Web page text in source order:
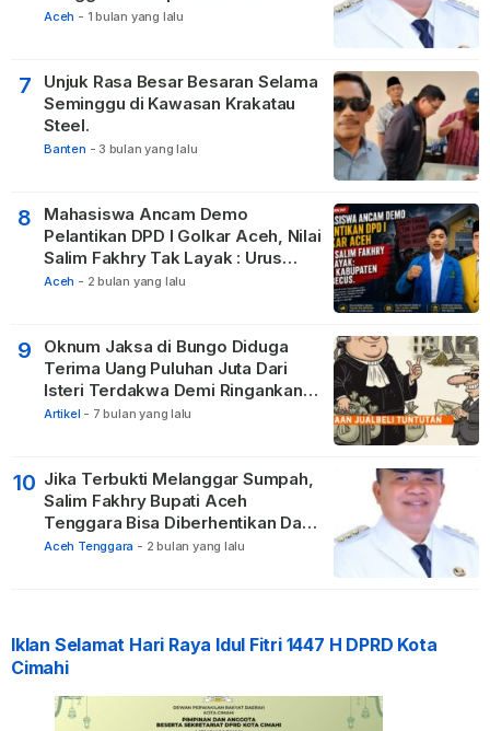
Membangun Pasilitas Rumah
Aceh - 1 bulan yang lalu
7
Unjuk Rasa Besar Besaran Selama
Seminggu di Kawasan Krakatau
Steel.
Banten - 3 bulan yang lalu
8
Mahasiswa Ancam Demo
Pelantikan DPD I Golkar Aceh, Nilai
Salim Fakhry Tak Layak : Urus
Kabupaten Tak Becus.
Aceh - 2 bulan yang lalu
9
Oknum Jaksa di Bungo Diduga
Terima Uang Puluhan Juta Dari
Isteri Terdakwa Demi Ringankan
Hukuman
Artikel - 7 bulan yang lalu
10 Jika Terbukti Melanggar Sumpah,
Salim Fakhry Bupati Aceh
Tenggara Bisa Diberhentikan Dari
Jabatannya
Aceh Tenggara - 2 bulan yang lalu
Iklan Selamat Hari Raya Idul Fitri 1447 H DPRD Kota
Cimahi